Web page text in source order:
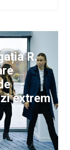
R.
extrem